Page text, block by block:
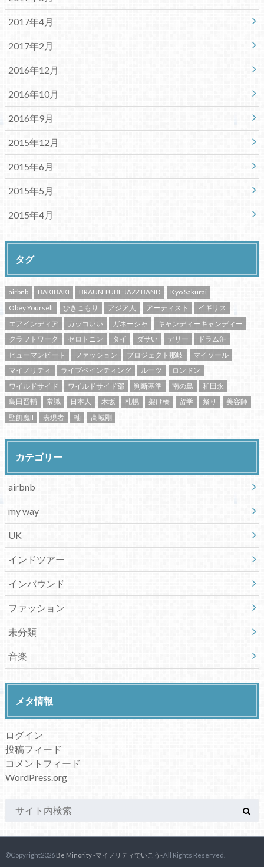
2017年4月
2017年2月
2016年12月
2016年10月
2016年9月
2015年12月
2015年6月
2015年5月
2015年4月
タグ
airbnb BAKIBAKI BRAUN TUBE JAZZ BAND
Kyo Sakurai
Obey Yourself
ひきこもり アジア人 アーティスト
イギリス
エアインディア
カッコいい ガネーシャ
キャンディーキャンディー
クラフトワーク
セロトニン タイ ダサい デリー
ドラム缶
ヒューマンビート
ファッション プロジェクト那岐
マイソール
マイノリティ
ライブペインティング ルーツ
ロンドン
ワイルドサイド
ワイルドサイド部 判断基準 南の島
和田永
島田晋輔
常識 日本人 木坂 札幌 架け橋 留学 祭り
美容師
聖飢魔II
表現者 軸 高城剛
カテゴリー
airbnb
my way
UK
インドツアー
インバウンド
ファッション
未分類
音楽
メタ情報
ログイン
投稿フィード
コメントフィード
WordPress.org
©Copyright2026 Be Minority -マイノリティでいこう-.All Rights Reserved.